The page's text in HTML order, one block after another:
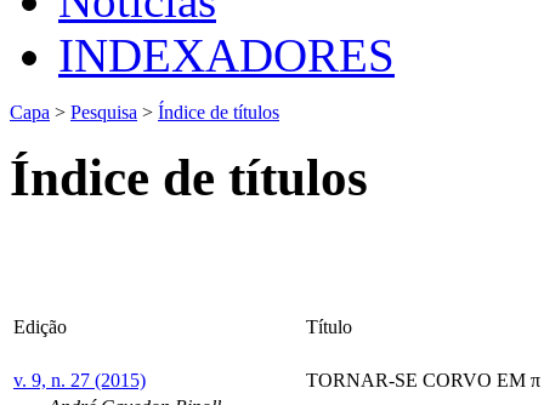
INDEXADORES
Capa > Pesquisa > Índice de títulos
Índice de títulos
Edição Título
v. 9, n. 27 (2015)
TORNAR-SE CORVO EM π